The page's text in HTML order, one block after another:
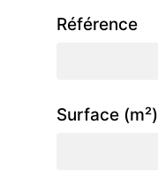
Référence
Surface (m²)